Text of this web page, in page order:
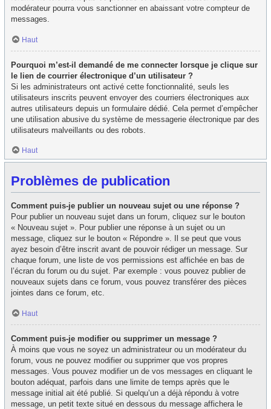
modérateur pourra vous sanctionner en abaissant votre compteur de
messages.
Haut
Pourquoi m’est-il demandé de me connecter lorsque je clique sur
le lien de courrier électronique d’un utilisateur ?
Si les administrateurs ont activé cette fonctionnalité, seuls les
utilisateurs inscrits peuvent envoyer des courriers électroniques aux
autres utilisateurs depuis un formulaire dédié. Cela permet d’empêcher
une utilisation abusive du système de messagerie électronique par des
utilisateurs malveillants ou des robots.
Haut
Problèmes de publication
Comment puis-je publier un nouveau sujet ou une réponse ?
Pour publier un nouveau sujet dans un forum, cliquez sur le bouton
« Nouveau sujet ». Pour publier une réponse à un sujet ou un
message, cliquez sur le bouton « Répondre ». Il se peut que vous
ayez besoin d’être inscrit avant de pouvoir rédiger un message. Sur
chaque forum, une liste de vos permissions est affichée en bas de
l’écran du forum ou du sujet. Par exemple : vous pouvez publier de
nouveaux sujets dans ce forum, vous pouvez transférer des pièces
jointes dans ce forum, etc.
Haut
Comment puis-je modifier ou supprimer un message ?
À moins que vous ne soyez un administrateur ou un modérateur du
forum, vous ne pouvez modifier ou supprimer que vos propres
messages. Vous pouvez modifier un de vos messages en cliquant le
bouton adéquat, parfois dans une limite de temps après que le
message initial ait été publié. Si quelqu’un a déjà répondu à votre
message, un petit texte situé en dessous du message affichera le